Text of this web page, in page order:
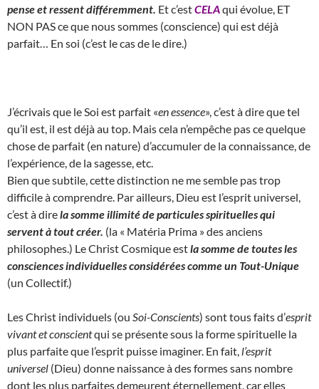
pense et ressent différemment. Et c’estCELAqui évolue, ET
NON PAS ce que nous sommes (conscience) qui est déjà
parfait… En soi (c’est le cas de le dire.)
J’écrivais que le Soi est parfait «en essence», c’est à dire que tel
qu’il est, il est déjà au top. Mais cela n’empêche pas ce quelque
chose de parfait (en nature) d’accumuler de la connaissance, de
l’expérience, de la sagesse, etc.
Bien que subtile, cette distinction ne me semble pas trop
difficile à comprendre. Par ailleurs, Dieu est l’esprit universel,
c’est à direla somme illimité de particules spirituelles qui
servent à tout créer. (la « Matéria Prima » des anciens
philosophes.) Le Christ Cosmique estla somme de toutes les
consciences individuelles considérées comme un Tout-Unique
(un Collectif.)
Les Christ individuels (ou Soi-Conscients) sont tous faits d’esprit
vivant et conscientqui se présente sous la forme spirituelle la
plus parfaite que l’esprit puisse imaginer. En fait, l’esprit
universel (Dieu) donne naissance à des formes sans nombre
dont les plus parfaites demeurent éternellement, car elles